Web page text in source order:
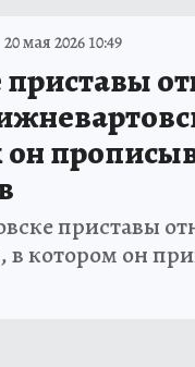
20 мая 2026 10:49
он
приставы
котором он